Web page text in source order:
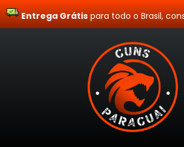
Site Blindado
Entrega Grátispara todo o Brasil,